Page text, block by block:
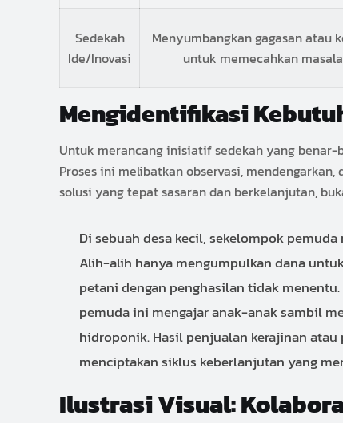
Sedekah
Ide/Inovasi
Menyumbangkan gagasan atau
untuk memecahkan
Mengidentifikasi
Untuk merancang inisiatif sedekah yang
Proses ini melibatkan observasi,
solusi yang tepat sasaran dan berkelanjutan,
Di sebuah desa kecil, sekelompok
Alih-alih hanya mengumpulkan dana
petani dengan penghasilan tidak
pemuda ini mengajar anak-anak sambil
hidroponik. Hasil penjualan kerajinan
menciptakan siklus keberlanjutan yang
Ilustrasi Visual: